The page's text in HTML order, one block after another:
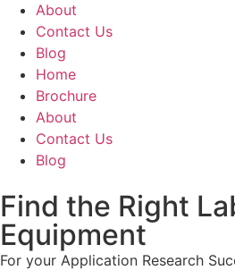
About
Contact Us
Blog
Home
Brochure
About
Contact Us
Blog
Find the Right
Equipment
For your Application Research